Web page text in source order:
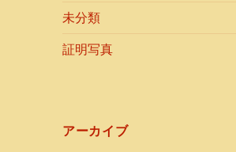
未分類
証明写真
アーカイブ